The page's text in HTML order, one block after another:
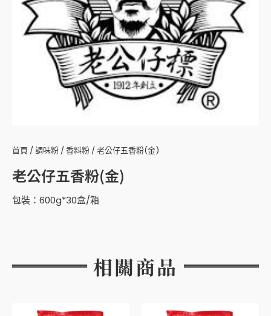
首頁 /調味粉 /香料粉 / 老公仔五香粉(金)
老公仔五香粉(金)
包裝：600g*30盒/箱
相關商品